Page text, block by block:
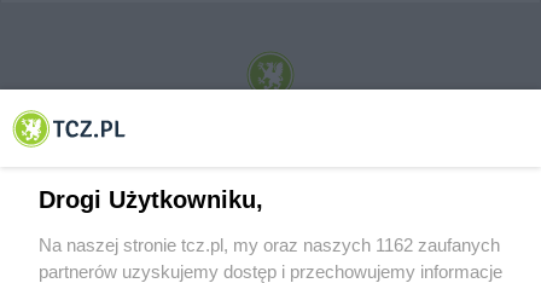
© 2001-2026 Tczew - TCZ.PL Sp. z o.o. Internetowy Serwis Informacyjny Miasta
Drogi Użytkowniku,
Na naszej stronie tcz.pl, my oraz naszych 1162 zaufanych
partnerów uzyskujemy dostęp i przechowujemy informacje